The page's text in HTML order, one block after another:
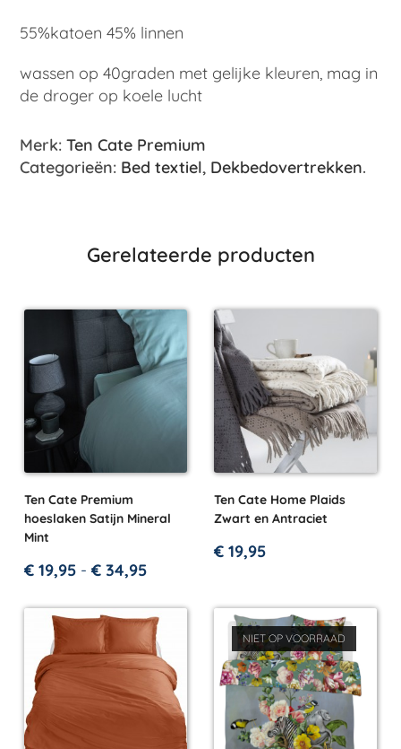
55%katoen 45% linnen
wassen op 40graden met gelijke kleuren, mag in
de droger op koele lucht
Merk:Ten Cate Premium
Categorieën: Bed textiel, Dekbedovertrekken.
Gerelateerde producten
Ten Cate Premium
hoeslaken Satijn Mineral
Mint
€ 19,95 - € 34,95
Ten Cate Home Plaids
Zwart en Antraciet
€ 19,95
NIET OP VOORRAAD